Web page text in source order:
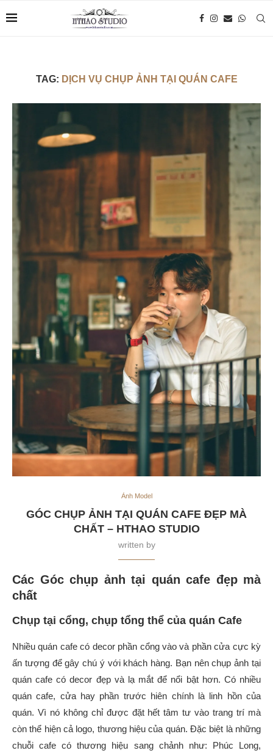
TAG: DỊCH VỤ CHỤP ẢNH TẠI QUÁN CAFE
Ảnh Model
GÓC CHỤP ẢNH TẠI QUÁN CAFE ĐẸP MÀ
CHẤT – HTHAO STUDIO
written by
Các Góc chụp ảnh tại quán cafe đẹp mà
chất
Chụp tại cổng, chụp tổng thể của quán Cafe
Nhiều quán cafe có decor phần cổng vào và phần cửa cực kỳ
ấn tượng để gây chú ý với khách hàng. Bạn nên chụp ảnh tại
quán cafe có decor đẹp và lạ mắt để nổi bật hơn. Có nhiều
quán cafe, cửa hay phần trước hiên chính là linh hồn của
quán. Vì nó không chỉ được đặt hết tâm tư vào trang trí mà
còn thể hiện cả logo, thương hiệu của quán. Đặc biệt là những
chuỗi cafe có thương hiệu sang chảnh như: Phúc Long,